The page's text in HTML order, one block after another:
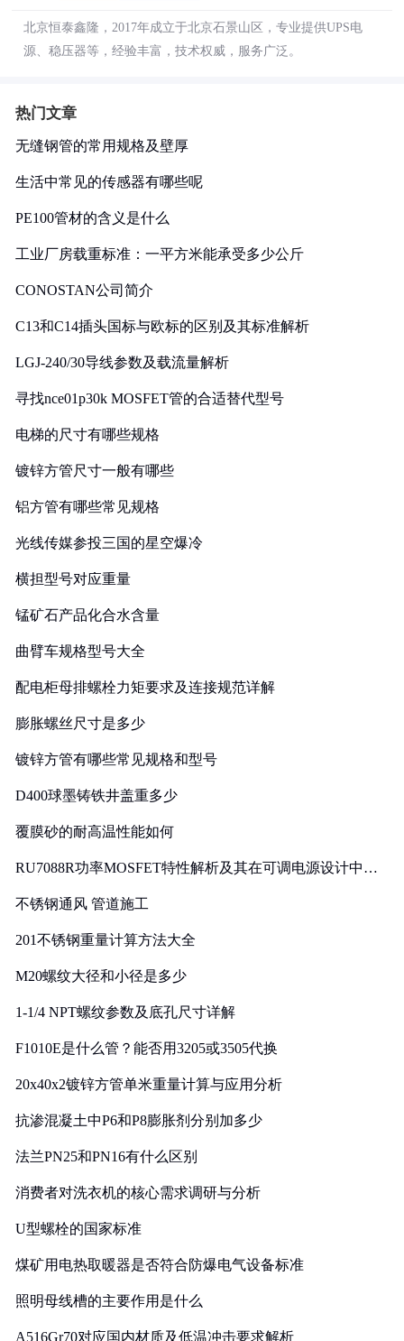
北京恒泰鑫隆，2017年成立于北京石景山区，专业提供UPS电
源、稳压器等，经验丰富，技术权威，服务广泛。
热门文章
无缝钢管的常用规格及壁厚
生活中常见的传感器有哪些呢
PE100管材的含义是什么
工业厂房载重标准：一平方米能承受多少公斤
CONOSTAN公司简介
C13和C14插头国标与欧标的区别及其标准解析
LGJ-240/30导线参数及载流量解析
寻找nce01p30k MOSFET管的合适替代型号
电梯的尺寸有哪些规格
镀锌方管尺寸一般有哪些
铝方管有哪些常见规格
光线传媒参投三国的星空爆冷
横担型号对应重量
锰矿石产品化合水含量
曲臂车规格型号大全
配电柜母排螺栓力矩要求及连接规范详解
膨胀螺丝尺寸是多少
镀锌方管有哪些常见规格和型号
D400球墨铸铁井盖重多少
覆膜砂的耐高温性能如何
RU7088R功率MOSFET特性解析及其在可调电源设计中的
不锈钢通风 管道施工
201不锈钢重量计算方法大全
M20螺纹大径和小径是多少
1-1/4 NPT螺纹参数及底孔尺寸详解
F1010E是什么管？能否用3205或3505代换
20x40x2镀锌方管单米重量计算与应用分析
抗渗混凝土中P6和P8膨胀剂分别加多少
法兰PN25和PN16有什么区别
消费者对洗衣机的核心需求调研与分析
U型螺栓的国家标准
煤矿用电热取暖器是否符合防爆电气设备标准
照明母线槽的主要作用是什么
A516Gr70对应国内材质及低温冲击要求解析